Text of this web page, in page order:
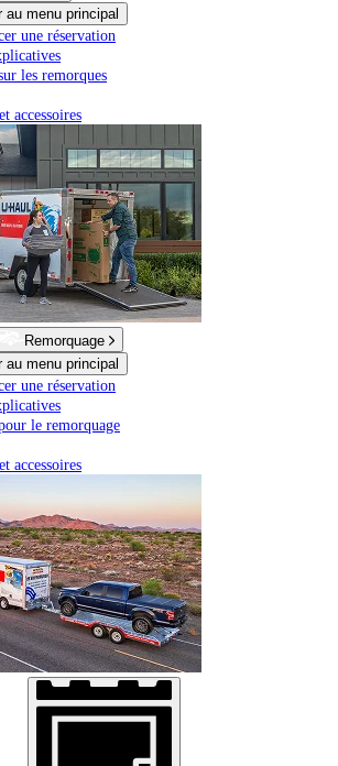
au menu principal
une réservation
les remorques
accessoires
Remorquage
au menu principal
une réservation
le remorquage
accessoires